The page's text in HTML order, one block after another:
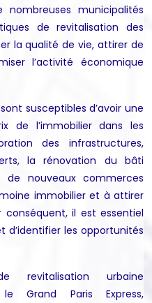
municipalités
de revitalisation des
la qualité de vie, attirer de
l’activité économique
susceptibles d’avoir une
de l’immobilier dans les
des infrastructures,
la rénovation du bâti
nouveaux commerces
immobilier et à attirer
conséquent, il est essentiel
d’identifier les opportunités
revitalisation urbaine
Grand Paris Express,